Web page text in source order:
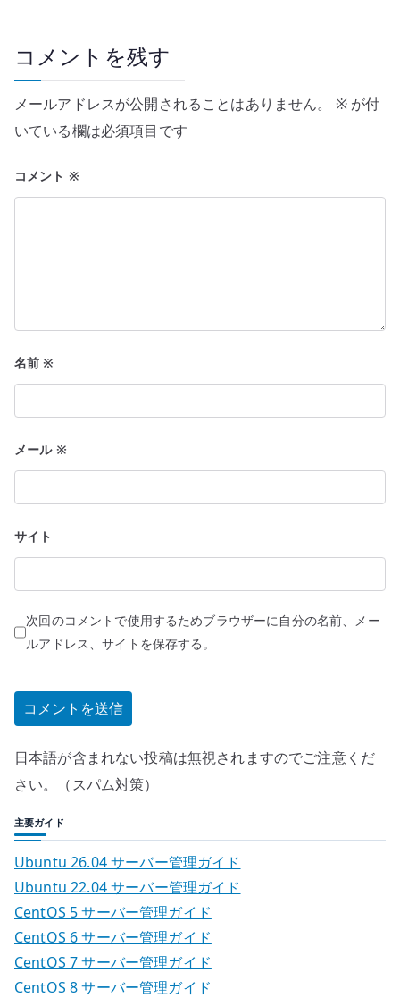
ー
シ
ョ
ン
コメントを残す
メールアドレスが公開されることはありません。 ※が付
いている欄は必須項目です
コメント ※
名前※
メール ※
サイト
次回のコメントで使用するためブラウザーに自分の名前、メー
ルアドレス、サイトを保存する。
日本語が含まれない投稿は無視されますのでご注意くだ
さい。（スパム対策）
主要ガイド
Ubuntu 26.04 サーバー管理ガイド
Ubuntu 22.04 サーバー管理ガイド
CentOS 5 サーバー管理ガイド
CentOS 6 サーバー管理ガイド
CentOS 7 サーバー管理ガイド
CentOS 8 サーバー管理ガイド